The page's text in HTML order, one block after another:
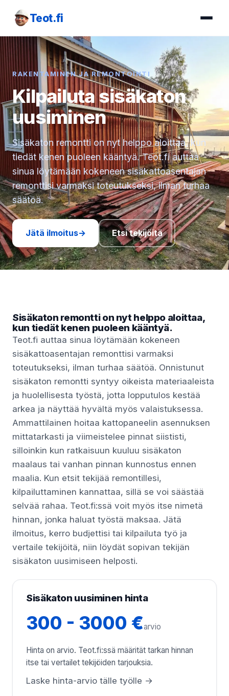
Teot.fi
RAKENTAMINEN JA REMONTOINTI
Kilpailuta sisäkaton
uusiminen
Sisäkaton remontti on nyt helppo aloittaa, kun
tiedät kenen puoleen kääntyä. Teot.fi auttaa
sinua löytämään kokeneen sisäkattoasentajan
remonttisi varmaksi toteutukseksi, ilman turhaa
säätöä.
Jätä ilmoitus→ Etsi tekijöitä
Sisäkaton remontti on nyt helppo aloittaa,
kun tiedät kenen puoleen kääntyä.
Teot.fi auttaa sinua löytämään kokeneen
sisäkattoasentajan remonttisi varmaksi
toteutukseksi, ilman turhaa säätöä. Onnistunut
sisäkaton remontti syntyy oikeista materiaaleista
ja huolellisesta työstä, jotta lopputulos kestää
arkea ja näyttää hyvältä myös valaistuksessa.
Ammattilainen hoitaa kattopaneelin asennuksen
mittatarkasti ja viimeistelee pinnat siististi,
silloinkin kun ratkaisuun kuuluu sisäkaton
maalaus tai vanhan pinnan kunnostus ennen
maalia. Kun etsit tekijää remontillesi,
kilpailuttaminen kannattaa, sillä se voi säästää
selvää rahaa. Teot.fi:ssä voit myös itse nimetä
hinnan, jonka haluat työstä maksaa. Jätä
ilmoitus, kerro budjettisi tai kilpailuta työ ja
vertaile tekijöitä, niin löydät sopivan tekijän
sisäkaton uusimiseen helposti.
Sisäkaton uusiminen hinta
300 - 3000 €arvio
Hinta on arvio. Teot.fi:ssä määrität tarkan hinnan
itse tai vertailet tekijöiden tarjouksia.
Laske hinta-arvio tälle työlle →